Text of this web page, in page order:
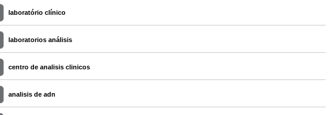
laboratório clínico
laboratorios análisis
centro de analisis clinicos
analisis de adn